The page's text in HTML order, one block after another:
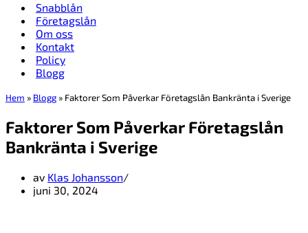
Snabblån
Företagslån
Om oss
Kontakt
Policy
Blogg
Hem » Blogg » Faktorer Som Påverkar Företagslån Bankränta i Sverige
Faktorer Som Påverkar Företagslån
Bankränta i Sverige
av Klas Johansson
juni 30, 2024